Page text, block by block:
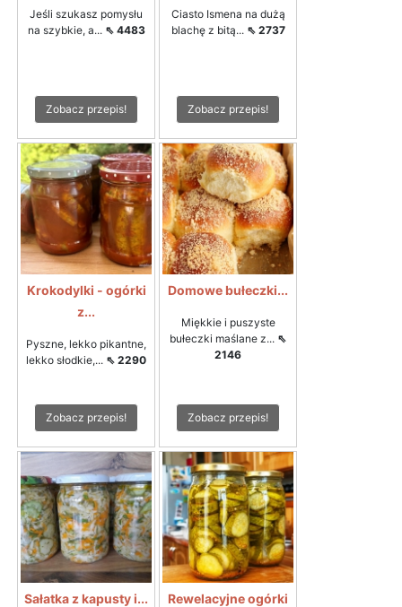
Jeśli szukasz pomysłu
na szybkie, a... ⇖ 4483
Zobacz przepis!
Ciasto Ismena na dużą
blachę z bitą... ⇖ 2737
Zobacz przepis!
Krokodylki - ogórki
z...
Pyszne, lekko pikantne,
lekko słodkie,... ⇖ 2290
Zobacz przepis!
Domowe bułeczki...
Miękkie i puszyste
bułeczki maślane z... ⇖
2146
Zobacz przepis!
Sałatka z kapusty i...
Rewelacyjne ogórki